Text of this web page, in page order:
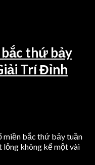
bắc thứ bảy
Trí Đỉnh
miền bắc thứ bảy tuần
lỏng không kể một vài